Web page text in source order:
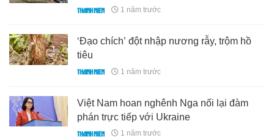
1 năm trước
‘Đạo chích’ đột nhập nương rẫy, trộm hồ
tiêu
1 năm trước
Việt Nam hoan nghênh Nga nối lại đàm
phán trực tiếp với Ukraine
1 năm trước